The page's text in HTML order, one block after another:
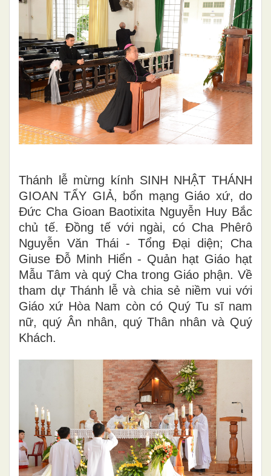
Thánh lễ mừng kính SINH NHẬT THÁNH
GIOAN TẨY GIẢ, bổn mạng Giáo xứ, do
Đức Cha Gioan Baotixita Nguyễn Huy Bắc
chủ tế. Đồng tế với ngài, có Cha Phêrô
Nguyễn Văn Thái - Tổng Đại diện; Cha
Giuse Đỗ Minh Hiển - Quản hạt Giáo hạt
Mẫu Tâm và quý Cha trong Giáo phận. Về
tham dự Thánh lễ và chia sẻ niềm vui với
Giáo xứ Hòa Nam còn có Quý Tu sĩ nam
nữ, quý Ân nhân, quý Thân nhân và Quý
Khách.